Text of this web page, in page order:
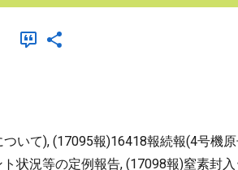
いて), (17095報)16418報続報(4号機
況等の定例報告, (17098報)窒素封